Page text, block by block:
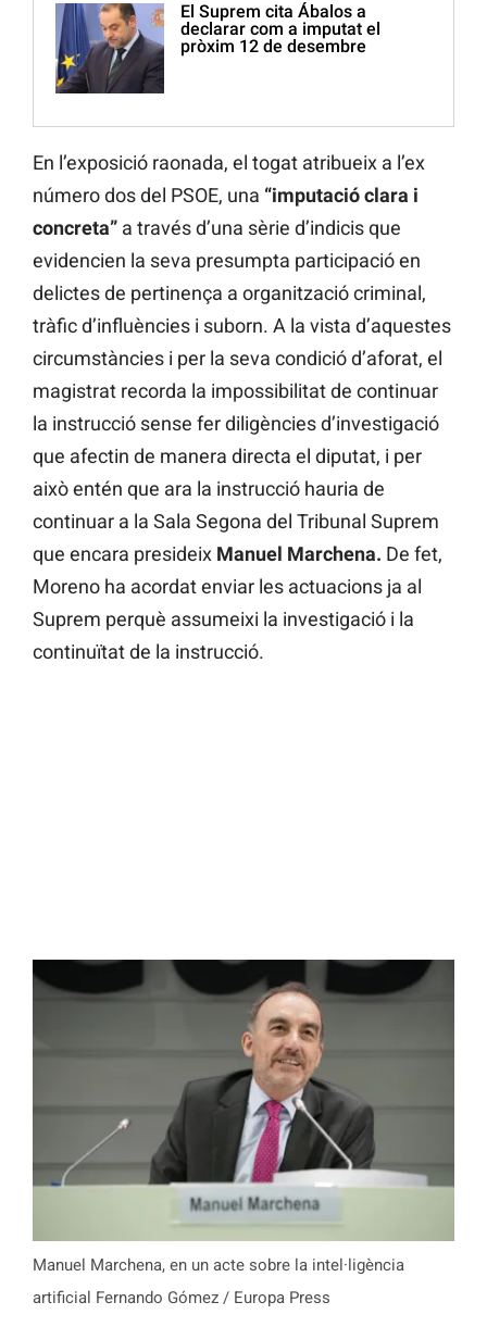
El Suprem cita Ábalos a
declarar com a imputat el
pròxim 12 de desembre
En l’exposició raonada, el togat atribueix a l’ex
número dos del PSOE, una “imputació clara i
concreta” a través d’una sèrie d’indicis que
evidencien la seva presumpta participació en
delictes de pertinença a organització criminal,
tràfic d’influències i suborn. A la vista d’aquestes
circumstàncies i per la seva condició d’aforat, el
magistrat recorda la impossibilitat de continuar
la instrucció sense fer diligències d’investigació
que afectin de manera directa el diputat, i per
això entén que ara la instrucció hauria de
continuar a la Sala Segona del Tribunal Suprem
que encara presideix Manuel Marchena. De fet,
Moreno ha acordat enviar les actuacions ja al
Suprem perquè assumeixi la investigació i la
continuïtat de la instrucció.
Manuel Marchena, en un acte sobre la intel·ligència
artificial Fernando Gómez / Europa Press